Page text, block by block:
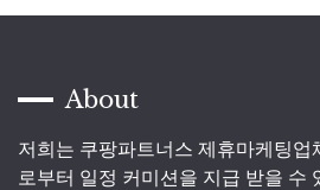
About
저희는 쿠팡파트너스 제휴마케팅업
로부터 일정 커미션을 지급 받을 수